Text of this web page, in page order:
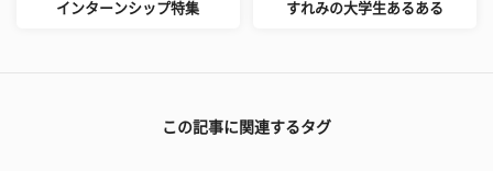
インターンシップ特集 すれみの大学生あるある
この記事に関連するタグ